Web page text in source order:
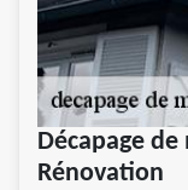
Décapage
Rénovation